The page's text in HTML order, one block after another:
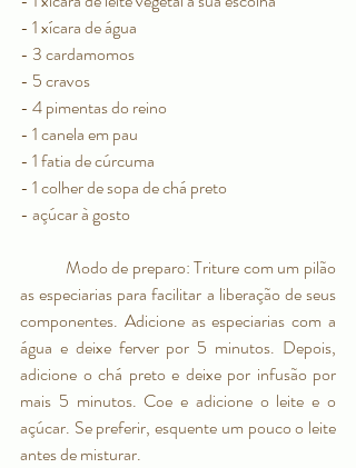
- 1 xícara de água
- 3 cardamomos
- 5 cravos
- 4 pimentas do reino
- 1 canela em pau
- 1 fatia de cúrcuma
- 1 colher de sopa de chá preto
- açúcar à gosto
as especiarias para facilitar a liberação de seus
componentes. Adicione as especiarias com a
água e deixe ferver por 5 minutos. Depois,
adicione o chá preto e deixe por infusão por
mais 5 minutos. Coe e adicione o leite e o
açúcar. Se preferir, esquente um pouco o leite
antes de misturar.